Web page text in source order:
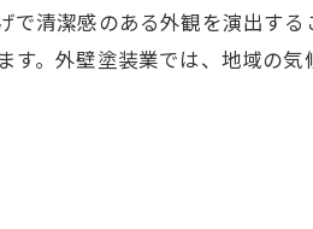
清潔感のある外観を演出す
。外壁塗装業では、地域の